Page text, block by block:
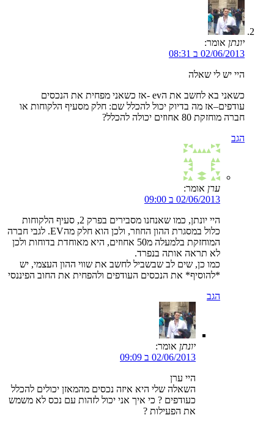
יונתן אומר:
02/06/2013 ב 08:31
היי יש לי שאלה
כשאני בא לחשב את הev -אז כשאני מפחית את הנכסים
עודפים–אז מה בדיוק יכול להכלל שם: חלק מסעיף הלקוחות או
חברה מוחזקת 80 אחוזים יכולה להכלל?
הגב
ערן אומר:
02/06/2013 ב 09:00
היי יונתן, כמו שאנחנו מסבירים בפרק 2, סעיף הלקוחות
כלול במסגרת ההון החוזר, ולכן הוא חלק מהEV. לגבי חברה
המוחזקת בלמעלה מ50 אחוזים, היא מאוחדת בדוחות ולכן
לא תראה אותה בנפרד.
כמו כן, שים לב שבשביל לחשב את שווי ההון העצמי, יש
*להוסיף* את הנכסים העודפים ולהפחית את החוב הפיננסי
הגב
יונתן אומר:
02/06/2013 ב 09:09
היי ערן
השאלה שלי היא איזה נכסים מהמאזן יכולים להכלל
כעודפים ? כי איך אני יכול לזהות עם נכס לא משמש
את הפעילות ?